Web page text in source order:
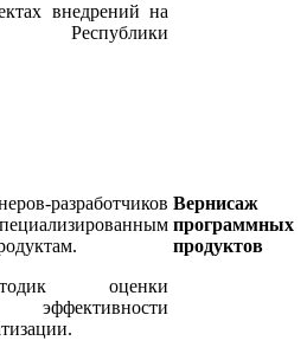
внедрений на
Республики
разработчиков
оценки
эффективности
Вернисаж
программных
продуктов